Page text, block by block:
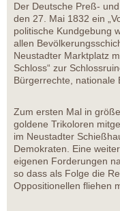
Der Deutsche Preß-
den 27. Mai 1832 ein
politische Kundgebung
allen
Neustadter Marktplatz
Schloss“ zur
Bürgerrechte, nationale
Zum ersten Mal in
goldene Trikoloren
im Neustadter
Demokraten. Eine
eigenen Forderungen
so dass als Folge die
Oppositionellen fliehen